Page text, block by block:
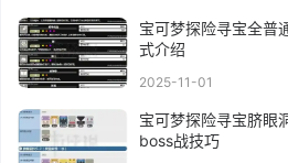
宝可梦探险寻宝全普
式介绍
2025-11-01
宝可梦探险寻宝脐眼
boss战技巧